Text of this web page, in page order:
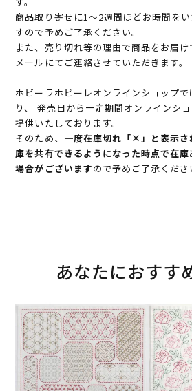
商品取り寄せに1～2週間ほどお時間を
すので予めご了承ください。
また、売り切れ等の理由で商品をお届
メールにてご連絡させていただきます。
ホビーラホビーレオンラインショップ
り、 発売日から一定期間オンラインシ
提供いたしております。
そのため、 一度在庫切れ「×」と表示さ
庫を共有できるようになった時点で在
場合がございますので予めご了承くださ
あなたにおすす